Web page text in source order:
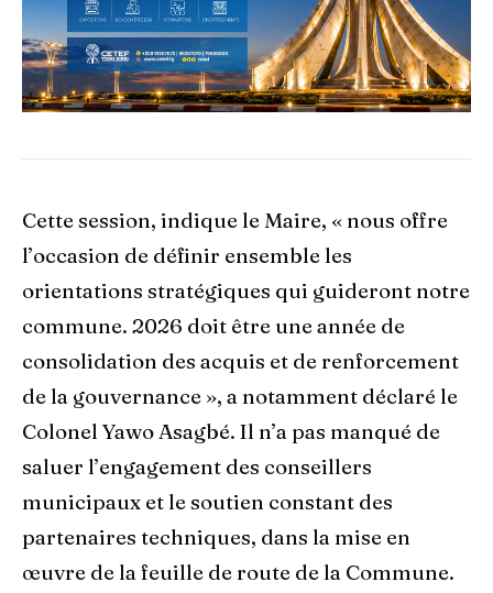
Cette session, indique le Maire, « nous offre
l’occasion de définir ensemble les
orientations stratégiques qui guideront notre
commune. 2026 doit être une année de
consolidation des acquis et de renforcement
de la gouvernance », a notamment déclaré le
Colonel Yawo Asagbé. Il n’a pas manqué de
saluer l’engagement des conseillers
municipaux et le soutien constant des
partenaires techniques, dans la mise en
œuvre de la feuille de route de la Commune.